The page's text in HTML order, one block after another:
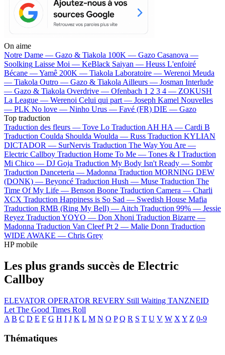
On aime
Notre Dame — Gazo & Tiakola 100K — Gazo Casanova —
Soolking Laisse Moi — KeBlack Saiyan — Heuss L'enfoiré
Bécane —Yamê 200K — Tiakola Laboratoire — Werenoi Meuda
— Tiakola Outro — Gazo & TiakolaAilleurs — Josman Interlude
— Gazo & Tiakola Overdrive — Ofenbach 1 2 3 4 — ZOKUSH
La League — Werenoi Celui qui part — Joseph Kamel Nouvelles
— PLK No love — Ninho Urus — Favé (FR) DIE — Gazo
Top traduction
Traduction des fleurs — Tove Lo Traduction AH HA — Cardi B
Traduction Coulda Shoulda Woulda — Russ Traduction KYLIAN
DICTADOR — SurNervis Traduction The Way You Are —
Electric Callboy Traduction Home To Me — Tones & I Traduction
Mi Chico — DJ Goja Traduction My Body Isn't Ready — Sombr
Traduction Danceteria — Madonna Traduction MORNING DEW
(DONK) — Beyoncé Traduction Hush — Muse Traduction The
Time Of My Life — Benson Boone Traduction Camera — Charli
XCX Traduction Happiness is So Sad — Swedish House Mafia
Traduction RMB (Ring My Bell) —Aitch Traduction 99% — Jessie
Reyez Traduction YOYO — Don Xhoni Traduction Bizarre —
Madonna Traduction Van Cleef Pt 2 — Malie Donn Traduction
WIDE AWAKE — Chris Grey
HP mobile
Les plus grands succès de Electric
Callboy
ELEVATOR OPERATOR REVERY Still Waiting TANZNEID
Let The Good Times Roll
A B C D E F G H I J K L M N O P Q R S T U V W X Y Z 0-9
Thématiques